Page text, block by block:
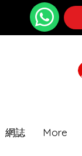
網誌 More